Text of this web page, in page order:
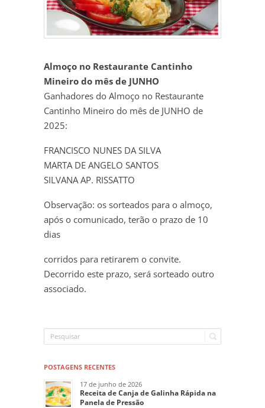
Almoço no Restaurante Cantinho
Mineiro do mês de JUNHO
Ganhadores do Almoço no Restaurante
Cantinho Mineiro do mês de JUNHO de
2025:
FRANCISCO NUNES DA SILVA
MARTA DE ANGELO SANTOS
SILVANA AP. RISSATTO
Observação: os sorteados para o almoço,
após o comunicado, terão o prazo de 10
dias
corridos para retirarem o convite.
Decorrido este prazo, será sorteado outro
associado.
POSTAGENS RECENTES
17 de junho de 2026
Receita de Canja de Galinha Rápida na
Panela de Pressão